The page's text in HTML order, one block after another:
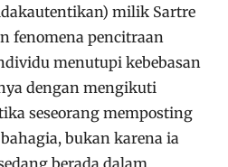
milik Sartre
fenomena pencitraan
menutupi kebebasan
dengan mengikuti
seseorang memposting
bukan karena ia
berada dalam